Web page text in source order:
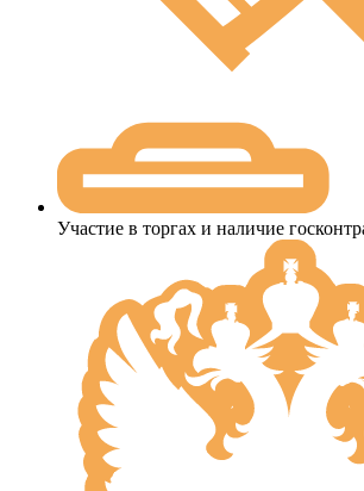
Участие в торгах и наличие